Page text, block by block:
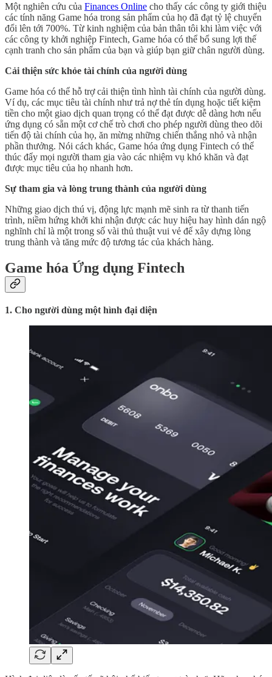
Một nghiên cứu của Finances Online cho thấy các công ty giới thiệu
các tính năng Game hóa trong sản phẩm của họ đã đạt tỷ lệ chuyển
đổi lên tới 700%. Từ kinh nghiệm của bản thân tôi khi làm việc với
các công ty khởi nghiệp Fintech, Game hóa có thể bổ sung lợi thế
cạnh tranh cho sản phẩm của bạn và giúp bạn giữ chân người dùng.
Cải thiện sức khỏe tài chính của người dùng
Game hóa có thể hỗ trợ cải thiện tình hình tài chính của người dùng.
Ví dụ, các mục tiêu tài chính như trả nợ thẻ tín dụng hoặc tiết kiệm
tiền cho một giao dịch quan trọng có thể đạt được dễ dàng hơn nếu
ứng dụng có sẵn một cơ chế trò chơi cho phép người dùng theo dõi
tiến độ tài chính của họ, ăn mừng những chiến thắng nhỏ và nhận
phần thưởng. Nói cách khác, Game hóa ứng dụng Fintech có thể
thúc đẩy mọi người tham gia vào các nhiệm vụ khó khăn và đạt
được mục tiêu của họ nhanh hơn.
Sự tham gia và lòng trung thành của người dùng
Những giao dịch thú vị, động lực mạnh mẽ sinh ra từ thanh tiến
trình, niềm hứng khởi khi nhận được các huy hiệu hay hình dán ngộ
nghĩnh chỉ là một trong số vài thủ thuật vui vẻ để xây dựng lòng
trung thành và tăng mức độ tương tác của khách hàng.
Game hóa Ứng dụng Fintech
1. Cho người dùng một hình đại diện